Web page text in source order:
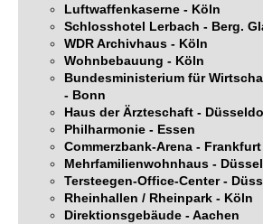
Luftwaffenkaserne - Köln
Schlosshotel Lerbach - Berg.
WDR Archivhaus - Köln
Wohnbebauung - Köln
Bundesministerium für
- Bonn
Haus der Ärzteschaft -
Philharmonie - Essen
Commerzbank-Arena - Frankfurt
Mehrfamilienwohnhaus -
Tersteegen-Office-Center -
Rheinhallen / Rheinpark - Köln
Direktionsgebäude - Aachen